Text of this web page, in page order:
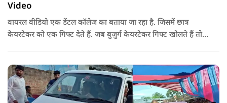
Video
वायरल वीडियो एक डेंटल कॉलेज का बताया जा रहा है. जिसमें छात्र
केयरटेकर को एक गिफ्ट देते हैं. जब बुजुर्ग केयरटेकर गिफ्ट खोलते हैं तो